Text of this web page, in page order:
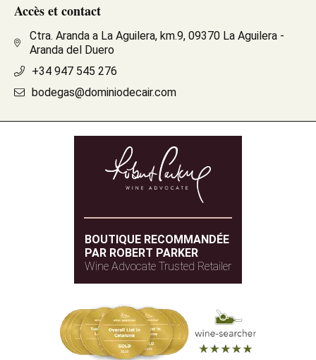
Accès et contact
Ctra. Aranda a La Aguilera, km.9, 09370 La Aguilera -
Aranda del Duero
+34 947 545 276
bodegas@dominiodecair.com
BOUTIQUE RECOMMANDÉE
PAR ROBERT PARKER
Wine Advocate Trusted Retailer